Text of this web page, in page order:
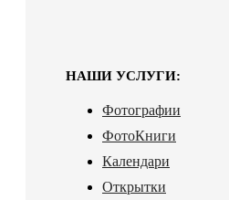
НАШИ УСЛУГИ:
Фотографии
ФотоКниги
Календари
Открытки